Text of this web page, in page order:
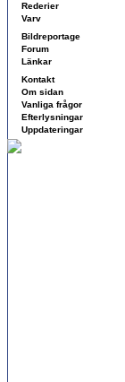
Rederier
Varv
Bildreportage
Forum
Länkar
Kontakt
Om sidan
Vanliga frågor
Efterlysningar
Uppdateringar